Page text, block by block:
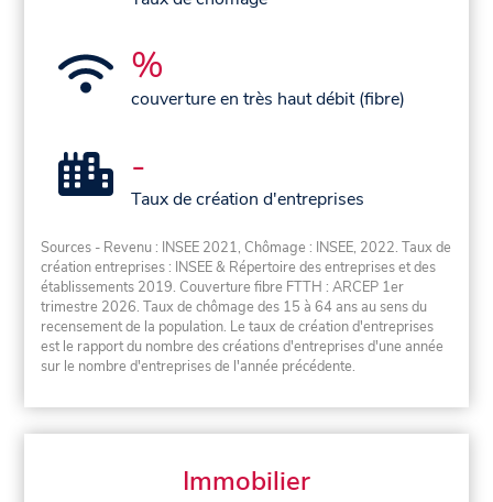
%
couverture en très haut débit (fibre)
-
Taux de création d'entreprises
Sources - Revenu : INSEE 2021, Chômage : INSEE, 2022. Taux de
création entreprises : INSEE & Répertoire des entreprises et des
établissements 2019. Couverture fibre FTTH : ARCEP 1er
trimestre 2026. Taux de chômage des 15 à 64 ans au sens du
recensement de la population. Le taux de création d'entreprises
est le rapport du nombre des créations d'entreprises d'une année
sur le nombre d'entreprises de l'année précédente.
Immobilier